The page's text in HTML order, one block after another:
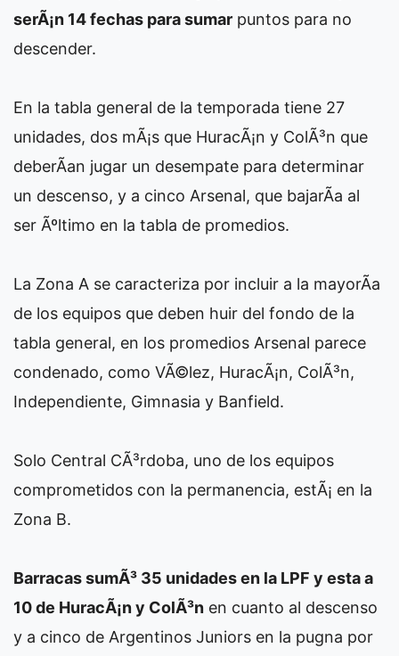
serÃ¡n 14 fechas para sumar puntos para no
descender.
En la tabla general de la temporada tiene 27
unidades, dos mÃ¡s que HuracÃ¡n y ColÃ³n que
deberÃ­an jugar un desempate para determinar
un descenso, y a cinco Arsenal, que bajarÃ­a al
ser Ãºltimo en la tabla de promedios.
La Zona A se caracteriza por incluir a la mayorÃ­a
de los equipos que deben huir del fondo de la
tabla general, en los promedios Arsenal parece
condenado, como VÃ©lez, HuracÃ¡n, ColÃ³n,
Independiente, Gimnasia y Banfield.
Solo Central CÃ³rdoba, uno de los equipos
comprometidos con la permanencia, estÃ¡ en la
Zona B.
Barracas sumÃ³ 35 unidades en la LPF y esta a
10 de HuracÃ¡n y ColÃ³n en cuanto al descenso
y a cinco de Argentinos Juniors en la pugna por